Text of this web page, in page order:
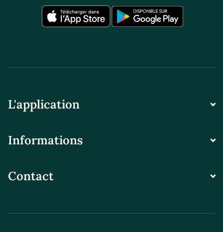
L'application
Informations
Contact